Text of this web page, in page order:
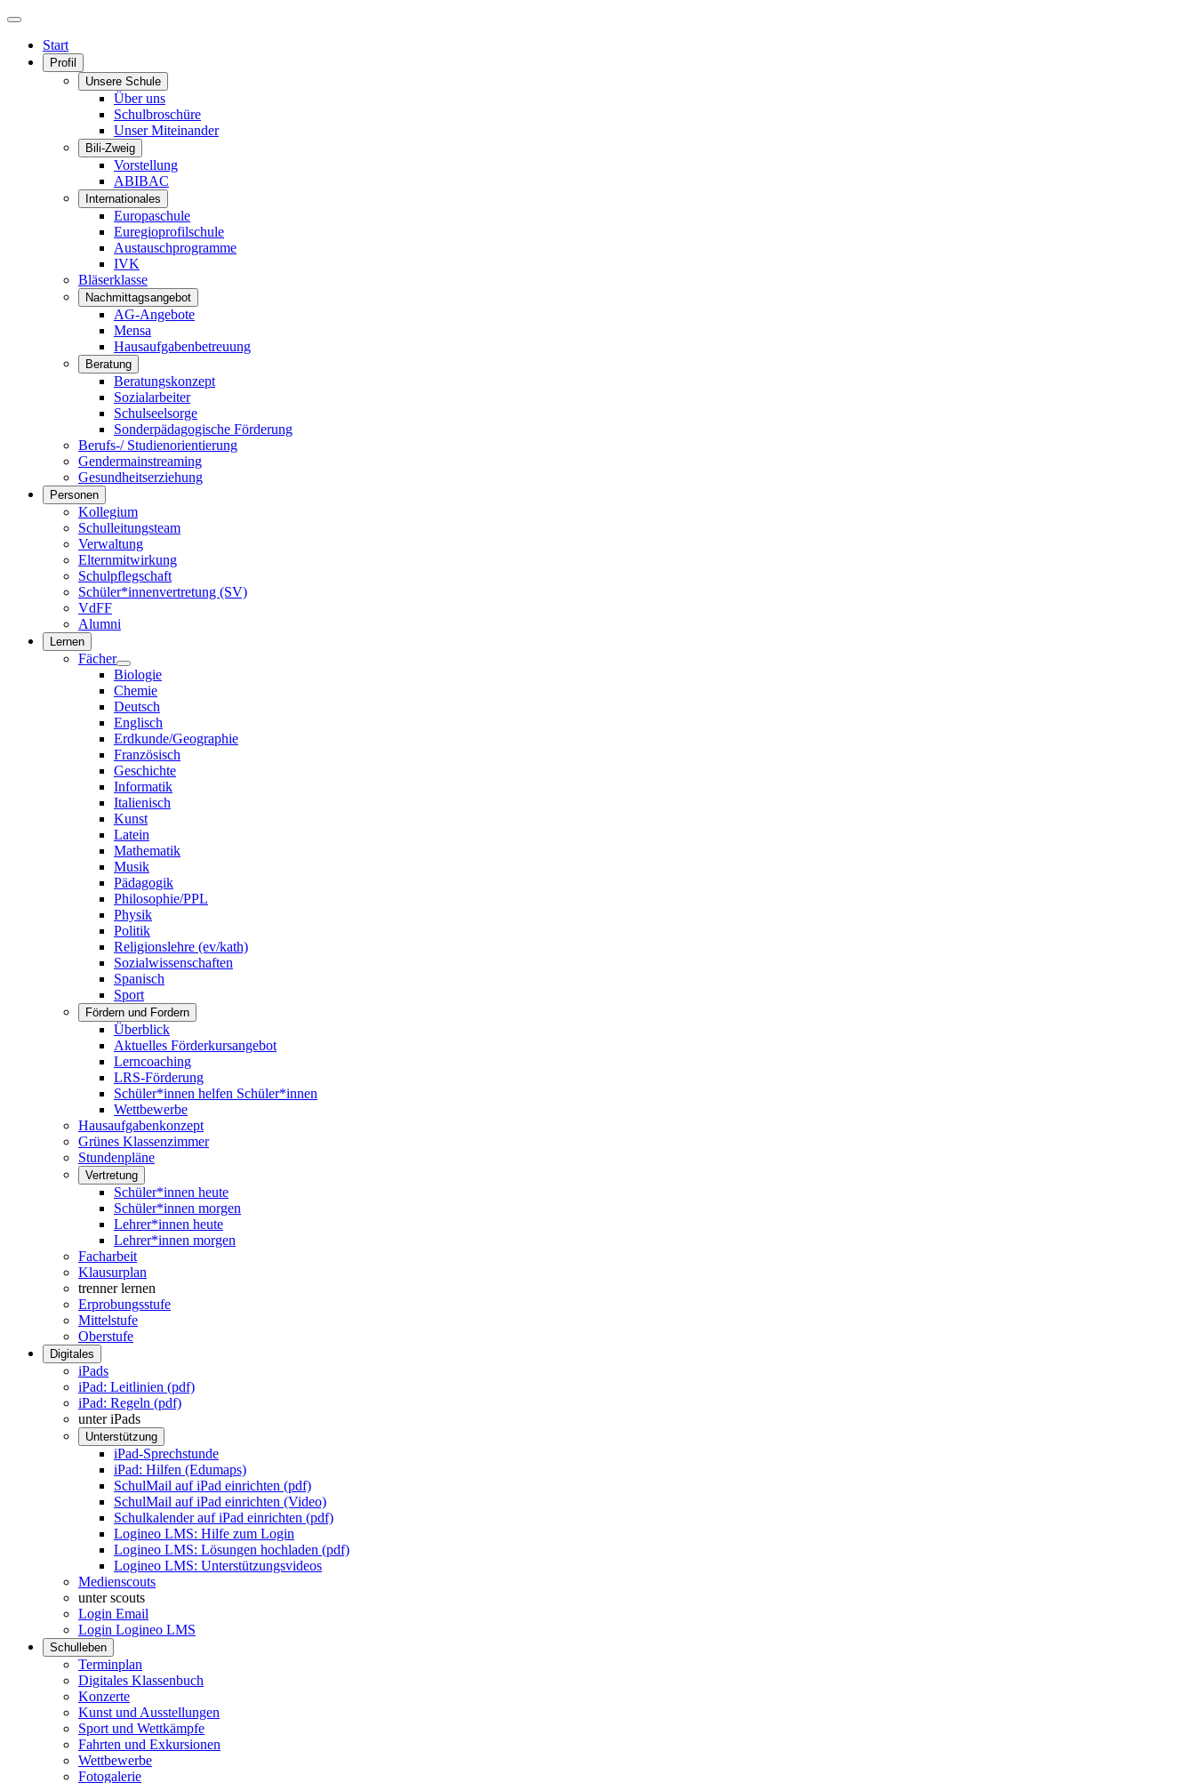
Start
Profil
Unsere Schule
Über uns
Schulbroschüre
Unser Miteinander
Bili-Zweig
Vorstellung
ABIBAC
Internationales
Europaschule
Euregioprofilschule
Austauschprogramme
IVK
Bläserklasse
Nachmittagsangebot
AG-Angebote
Mensa
Hausaufgabenbetreuung
Beratung
Beratungskonzept
Sozialarbeiter
Schulseelsorge
Sonderpädagogische Förderung
Berufs-/ Studienorientierung
Gendermainstreaming
Gesundheitserziehung
Personen
Kollegium
Schulleitungsteam
Verwaltung
Elternmitwirkung
Schulpflegschaft
Schüler*innenvertretung (SV)
VdFF
Alumni
Lernen
Fächer
Biologie
Chemie
Deutsch
Englisch
Erdkunde/Geographie
Französisch
Geschichte
Informatik
Italienisch
Kunst
Latein
Mathematik
Musik
Pädagogik
Philosophie/PPL
Physik
Politik
Religionslehre (ev/kath)
Sozialwissenschaften
Spanisch
Sport
Fördern und Fordern
Überblick
Aktuelles Förderkursangebot
Lerncoaching
LRS-Förderung
Schüler*innen helfen Schüler*innen
Wettbewerbe
Hausaufgabenkonzept
Grünes Klassenzimmer
Stundenpläne
Vertretung
Schüler*innen heute
Schüler*innen morgen
Lehrer*innen heute
Lehrer*innen morgen
Facharbeit
Klausurplan
trenner lernen
Erprobungsstufe
Mittelstufe
Oberstufe
Digitales
iPads
iPad: Leitlinien (pdf)
iPad: Regeln (pdf)
unter iPads
Unterstützung
iPad-Sprechstunde
iPad: Hilfen (Edumaps)
SchulMail auf iPad einrichten (pdf)
SchulMail auf iPad einrichten (Video)
Schulkalender auf iPad einrichten (pdf)
Logineo LMS: Hilfe zum Login
Logineo LMS: Lösungen hochladen (pdf)
Logineo LMS: Unterstützungsvideos
Medienscouts
unter scouts
Login Email
Login Logineo LMS
Schulleben
Terminplan
Digitales Klassenbuch
Konzerte
Kunst und Ausstellungen
Sport und Wettkämpfe
Fahrten und Exkursionen
Wettbewerbe
Fotogalerie